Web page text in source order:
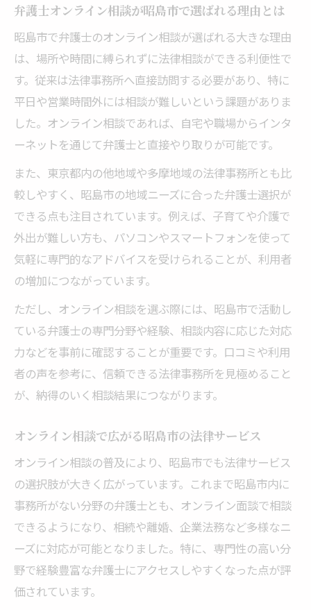
法律の仕事を目指すなら知りたいオンライン活
用法
弁護士とオンライン相談で広がる職業選択
肢
法律職志望者に役立つオンライン相談の活
用術
オンライン相談を通じた弁護士とのネット
ワーク作り
弁護士オンライン相談を活かした就職活動
の進め方
オンライン相談で得られる法律実務の最新
情報
弁護士へオンライン相談を賢く使うポイント徹
底解説
弁護士オンライン相談で失敗しないための
コツ
オンライン相談時に押さえるべき質問の準
備方法
イント
相談内容を明確に伝えるオンライン相談の
テクニック
弁護士オンライン相談の活用例とリアルな
体験談
多様な法律職をオンラインで体験する方法
弁護士以外にも広がるオンライン法律職体
弁護士オンライン相談が昭島市で選ばれる理由とは
昭島市で弁護士のオンライン相談が選ばれる大きな理由
は、場所や時間に縛られずに法律相談ができる利便性で
す。従来は法律事務所へ直接訪問する必要があり、特に
平日や営業時間外には相談が難しいという課題がありま
した。オンライン相談であれば、自宅や職場からインタ
ーネットを通じて弁護士と直接やり取りが可能です。
また、東京都内の他地域や多摩地域の法律事務所とも比
較しやすく、昭島市の地域ニーズに合った弁護士選択が
できる点も注目されています。例えば、子育てや介護で
外出が難しい方も、パソコンやスマートフォンを使って
気軽に専門的なアドバイスを受けられることが、利用者
の増加につながっています。
ただし、オンライン相談を選ぶ際には、昭島市で活動し
ている弁護士の専門分野や経験、相談内容に応じた対応
力などを事前に確認することが重要です。口コミや利用
者の声を参考に、信頼できる法律事務所を見極めること
が、納得のいく相談結果につながります。
オンライン相談で広がる昭島市の法律サービス
オンライン相談の普及により、昭島市でも法律サービス
の選択肢が大きく広がっています。これまで昭島市内に
事務所がない分野の弁護士とも、オンライン面談で相談
できるようになり、相続や離婚、企業法務など多様なニ
ーズに対応が可能となりました。特に、専門性の高い分
野で経験豊富な弁護士にアクセスしやすくなった点が評
価されています。